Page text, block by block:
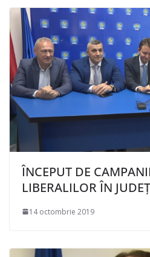
ÎNCEPUT DE
LIBERALILOR ÎN JUDEȚ
14 octombrie 2019